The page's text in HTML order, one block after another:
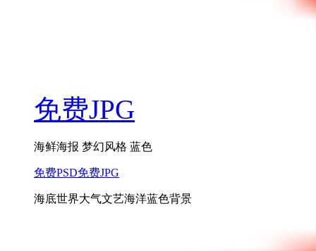
免费JPG
海鲜海报 梦幻风格 蓝色
免费PSD免费JPG
海底世界大气文艺海洋蓝色背景